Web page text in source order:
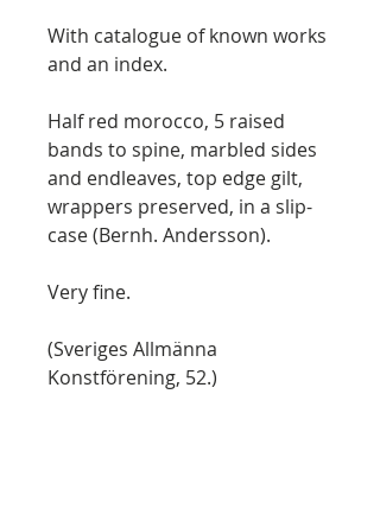
With catalogue of known works
and an index.
Half red morocco, 5 raised
bands to spine, marbled sides
and endleaves, top edge gilt,
wrappers preserved, in a slip-
case (Bernh. Andersson).
Very fine.
(Sveriges Allmänna
Konstförening, 52.)